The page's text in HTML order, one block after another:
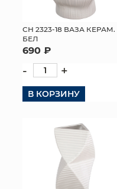
СН 2323-18 ВАЗА КЕРАМ.
БЕЛ
690 ₽
- +
В КОРЗИНУ